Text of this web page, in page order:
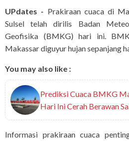
UPdates - Prakiraan cuaca di
Sulsel telah dirilis Badan
Geofisika (BMKG) hari ini.
Makassar diguyur hujan sepanjang
You may also like :
Prediksi Cuaca BMKG
Hari Ini Cerah Berawan
Informasi prakiraan cuaca